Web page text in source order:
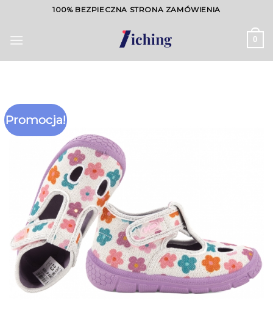
content
100% BEZPIECZNA STRONA ZAMÓWIENIA
0
Promocja!